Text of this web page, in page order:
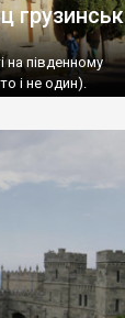
на південному
і не один).